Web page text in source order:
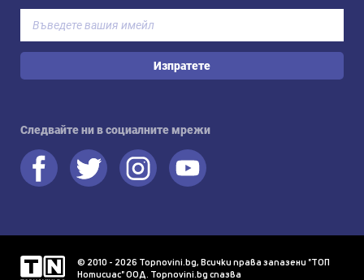
Изпратете
Следвайте ни в социалните мрежи
© 2010 - 2026 Topnovini.bg, Всички права запазени "ТОП
Нотисиас" ООД. Topnovini.bg спазва